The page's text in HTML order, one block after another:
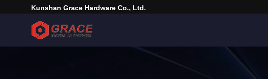
Kunshan Grace Hardware Co., Ltd.